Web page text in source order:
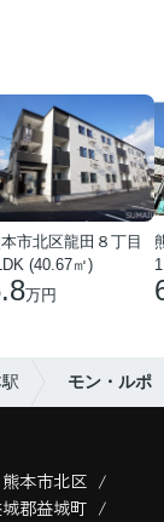
市北区龍田８丁目
(40.67㎡)
万円
モン・ルポ
熊本市北区
郡益城町